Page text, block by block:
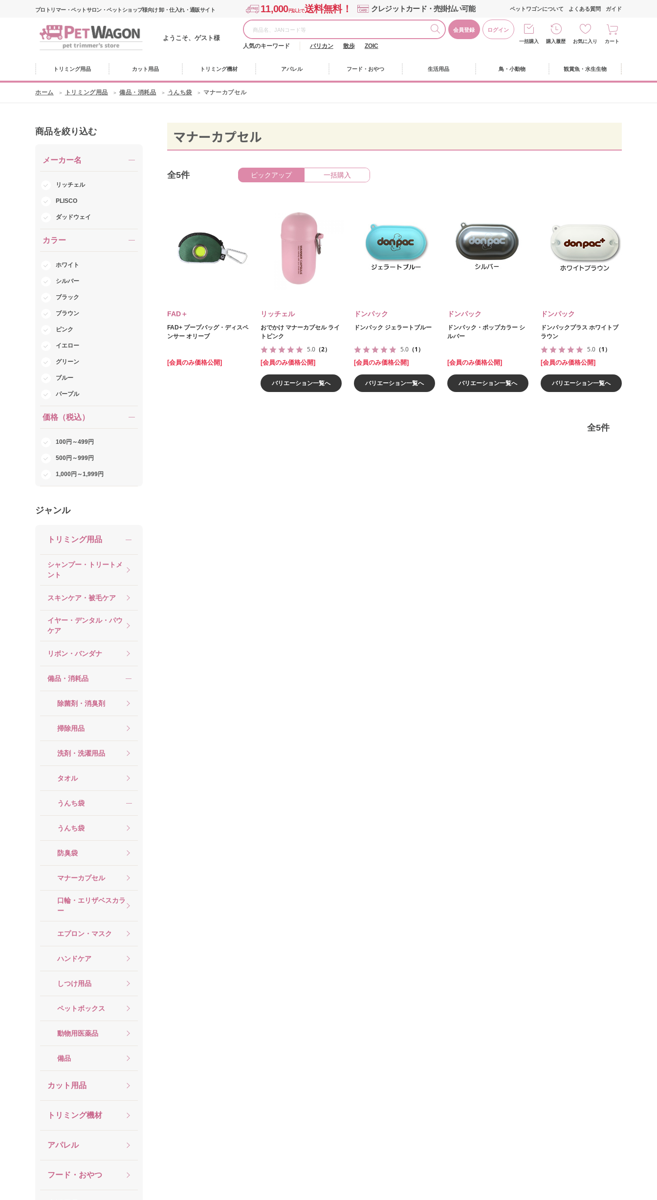
プロトリマー・ペットサロン・ペットショップ様向け 卸・仕入れ・通販サイト 11,000円以上で送料無料！ クレジットカード・売掛払い可能
ようこそ、ゲスト様
会員登録 ログイン
人気のキーワード バリカン 散歩 ZOIC
ペットワゴンについて よくある質問 ガイド
一括購入 購入履歴 お気に入り カート
トリミング用品 カット用品 トリミング機材 アパレル フード・おやつ 生活用品 鳥・小動物 観賞魚・水生生物
ホーム トリミング用品 備品・消耗品 うんち袋 マナーカプセル
商品を絞り込む
メーカー名
リッチェル
PLISCO
ダッドウェイ
カラー
ホワイト
シルバー
ブラック
ブラウン
ピンク
イエロー
グリーン
ブルー
パープル
価格（税込）
100円～499円
500円～999円
1,000円～1,999円
ジャンル
トリミング用品
シャンプー・トリートメ
ント
スキンケア・被毛ケア
イヤー・デンタル・パウ
ケア
リボン・バンダナ
備品・消耗品
除菌剤・消臭剤
掃除用品
洗剤・洗濯用品
タオル
うんち袋
うんち袋
防臭袋
マナーカプセル
口輪・エリザベスカラ
ー
エプロン・マスク
ハンドケア
しつけ用品
ペットボックス
動物用医薬品
備品
カット用品
トリミング機材
アパレル
フード・おやつ
マナーカプセル
全5件 ピックアップ 一括購入
FAD＋
FAD+ プープバッグ・ディスペ
ンサー オリーブ
[会員のみ価格公開]
リッチェル
おでかけ マナーカプセル ライ
トピンク
5.0 （2）
[会員のみ価格公開]
バリエーション一覧へ
ドンパック
ドンパック ジェラートブルー
5.0 （1）
[会員のみ価格公開]
バリエーション一覧へ
ドンパック
ドンパック・ポップカラー シ
ルバー
[会員のみ価格公開]
バリエーション一覧へ
ドンパック
ドンパックプラス ホワイトブ
ラウン
5.0 （1）
[会員のみ価格公開]
バリエーション一覧へ
全5件